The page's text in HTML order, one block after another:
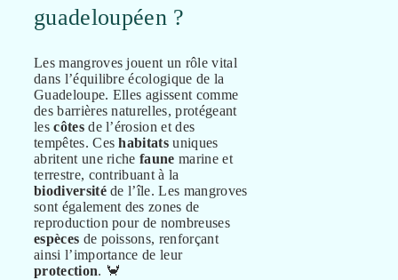
guadeloupéen ?
Les mangroves jouent un rôle vital
dans l’équilibre écologique de la
Guadeloupe. Elles agissent comme
des barrières naturelles, protégeant
lescôtesde l’érosion et des
tempêtes. Ceshabitats uniques
abritent une richefaune marine et
terrestre, contribuant à la
biodiversitéde l’île. Les mangroves
sont également des zones de
reproduction pour de nombreuses
espèces de poissons, renforçant
ainsi l’importance de leur
protection. 🦀